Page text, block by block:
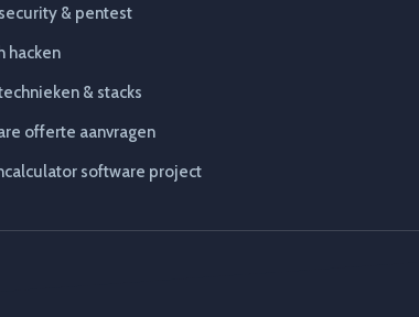
& pentest
hacken
& stacks
offerte aanvragen
software project